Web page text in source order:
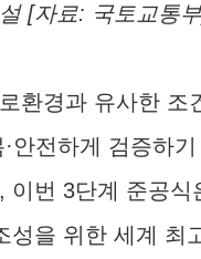
[자료: 국토교통
환경과 유사한 조
안전하게 검증하
이번 3단계 준공식
성을 위한 세계 최